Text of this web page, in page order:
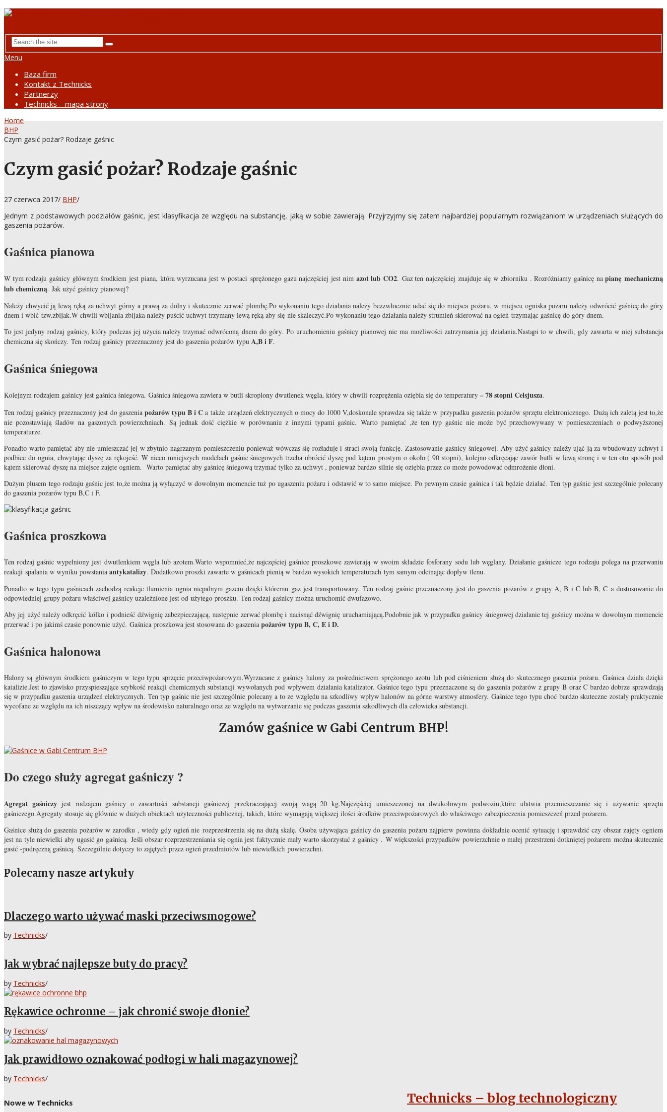
Menu
Baza firm
Kontakt z Technicks
Partnerzy
Technicks – mapa strony
Home
BHP
Czym gasić pożar? Rodzaje gaśnic
Czym gasić pożar? Rodzaje gaśnic
27 czerwca 2017/ BHP/
Jednym z podstawowych podziałów gaśnic, jest klasyfikacja ze względu na substancję, jaką w sobie zawierają. Przyjrzyjmy się zatem najbardziej popularnym rozwiązaniom w urządzeniach służących do
gaszenia pożarów.
Gaśnica pianowa
W tym rodzaju gaśnicy głównym środkiem jest piana, która wyrzucana jest w postaci sprężonego gazu najczęściej jest nim azot lub CO2. Gaz ten najczęściej znajduje się w zbiorniku . Rozróżniamy gaśnicę napianę mechaniczną
lub chemiczną. Jak użyć gaśnicy pianowej?
Należy chwycić ją lewą ręką za uchwyt górny a prawą za dolny i skutecznie zerwać plombę.Po wykonaniu tego działania należy bezzwłocznie udać się do miejsca pożaru, w miejscu ogniska pożaru należy odwrócić gaśnicę do góry
dnem i wbić tzw.zbijak.W chwili wbijania zbijaka należy puścić uchwyt trzymany lewą ręką aby się nie skaleczyć.Po wykonaniu tego działania należy strumień skierować na ogień trzymając gaśnicę do góry dnem.
To jest jedyny rodzaj gaśnicy, który podczas jej użycia należy trzymać odwróconą dnem do góry. Po uruchomieniu gaśnicy pianowej nie ma możliwości zatrzymania jej działania.Nastąpi to w chwili, gdy zawarta w niej substancja
chemiczna się skończy. Ten rodzaj gaśnicy przeznaczony jest do gaszenia pożarów typu A,B i F.
Gaśnica śniegowa
Kolejnym rodzajem gaśnicy jest gaśnica śniegowa. Gaśnica śniegowa zawiera w butli skroplony dwutlenek węgla, który w chwili rozprężenia oziębia się do temperatury – 78 stopni Celsjusza.
Ten rodzaj gaśnicy przeznaczony jest do gaszenia pożarów typu B i C a także urządzeń elektrycznych o mocy do 1000 V,doskonale sprawdza się także w przypadku gaszenia pożarów sprzętu elektronicznego. Dużą ich zaletą jest to,że
nie pozostawiają śladów na gaszonych powierzchniach. Są jednak dość ciężkie w porównaniu z innymi typami gaśnic. Warto pamiętać ,że ten typ gaśnic nie może być przechowywany w pomieszczeniach o podwyższonej
temperaturze.
Ponadto warto pamiętać aby nie umieszczać jej w zbytnio nagrzanym pomieszczeniu ponieważ wówczas się rozładuje i straci swoją funkcję. Zastosowanie gaśnicy śniegowej. Aby użyć gaśnicy należy ująć ją za wbudowany uchwyt i
podbiec do ognia, chwytając dyszę za rękojeść. W nieco mniejszych modelach gaśnic śniegowych trzeba obrócić dyszę pod kątem prostym o około ( 90 stopni), kolejno odkręcając zawór butli w lewą stronę i w ten oto sposób pod
kątem skierować dyszę na miejsce zajęte ogniem. Warto pamiętać aby gaśnicę śniegową trzymać tylko za uchwyt , ponieważ bardzo silnie się oziębia przez co może powodować odmrożenie dłoni.
Dużym plusem tego rodzaju gaśnic jest to,że można ją wyłączyć w dowolnym momencie tuż po ugaszeniu pożaru i odstawić w to samo miejsce. Po pewnym czasie gaśnica i tak będzie działać. Ten typ gaśnic jest szczególnie polecany
do gaszenia pożarów typu B,C i F.
Gaśnica proszkowa
Ten rodzaj gaśnic wypełniony jest dwutlenkiem węgla lub azotem.Warto wspomnieć,że najczęściej gaśnice proszkowe zawierają w swoim składzie fosforany sodu lub węglany. Działanie gaśnicze tego rodzaju polega na przerwaniu
reakcji spalania w wyniku powstania antykatalizy. Dodatkowo proszki zawarte w gaśnicach pienią w bardzo wysokich temperaturach tym samym odcinając dopływ tlenu.
Ponadto w tego typu gaśnicach zachodzą reakcje tłumienia ognia niepalnym gazem dzięki któremu gaz jest transportowany. Ten rodzaj gaśnic przeznaczony jest do gaszenia pożarów z grupy A, B i C lub B, C a dostosowanie do
odpowiedniej grupy pożaru właściwej gaśnicy uzależnione jest od użytego proszku. Ten rodzaj gaśnicy można uruchomić dwufazowo.
Aby jej użyć należy odkręcić kółko i podnieść dźwignię zabezpieczającą, następnie zerwać plombę i nacisnąć dźwignię uruchamiającą.Podobnie jak w przypadku gaśnicy śniegowej działanie tej gaśnicy można w dowolnym momencie
przerwać i po jakimś czasie ponownie użyć. Gaśnica proszkowa jest stosowana do gaszenia pożarów typu B, C, E i D.
Gaśnica halonowa
Halony są głównym środkiem gaśniczym w tego typu sprzęcie przeciwpożarowym.Wyrzucane z gaśnicy halony za pośrednictwem sprężonego azotu lub pod ciśnieniem służą do skutecznego gaszenia pożaru. Gaśnica działa dzięki
katalizie.Jest to zjawisko przyspieszające szybkość reakcji chemicznych substancji wywołanych pod wpływem działania katalizator. Gaśnice tego typu przeznaczone są do gaszenia pożarów z grupy B oraz C bardzo dobrze sprawdzają
się w przypadku gaszenia urządzeń elektrycznych. Ten typ gaśnic nie jest szczególnie polecany a to ze względu na szkodliwy wpływ halonów na górne warstwy atmosfery. Gaśnice tego typu choć bardzo skuteczne zostały praktycznie
wycofane ze względu na ich niszczący wpływ na środowisko naturalnego oraz ze względu na wytwarzanie się podczas gaszenia szkodliwych dla człowieka substancji.
Zamów gaśnice w Gabi Centrum BHP!
Do czego służy agregat gaśniczy ?
Agregat gaśniczyjest rodzajem gaśnicy o zawartości substancji gaśniczej przekraczającej swoją wagą 20 kg.Najczęściej umieszczonej na dwukołowym podwoziu,które ułatwia przemieszczanie się i używanie sprzętu
gaśniczego.Agregaty stosuje się głównie w dużych obiektach użyteczności publicznej, takich, które wymagają większej ilości środków przeciwpożarowych do właściwego zabezpieczenia pomieszczeń przed pożarem.
Gaśnice służą do gaszenia pożarów w zarodku , wtedy gdy ogień nie rozprzestrzenia się na dużą skalę. Osoba używająca gaśnicy do gaszenia pożaru najpierw powinna dokładnie ocenić sytuację i sprawdzić czy obszar zajęty ogniem
jest na tyle niewielki aby ugasić go gaśnicą. Jeśli obszar rozprzestrzeniania się ognia jest faktycznie mały warto skorzystać z gaśnicy . W większości przypadków powierzchnie o małej przestrzeni dotkniętej pożarem można skutecznie
gasić -podręczną gaśnicą. Szczególnie dotyczy to zajętych przez ogień przedmiotów lub niewielkich powierzchni.
Polecamy nasze artykuły
Dlaczego warto używać maski przeciwsmogowe?
by Technicks/
Jak wybrać najlepsze buty do pracy?
by Technicks/
Rękawice ochronne – jak chronić swoje dłonie?
by Technicks/
Jak prawidłowo oznakować podłogi w hali magazynowej?
by Technicks/
Nowe w Technicks Technicks – blog technologiczny